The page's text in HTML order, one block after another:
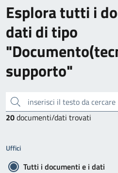
Esplora tutti i
dati di tipo
supporto"
inserisci il testo da cercare
20documenti/dati trovati
Uffici
Tutti i documenti e i dati